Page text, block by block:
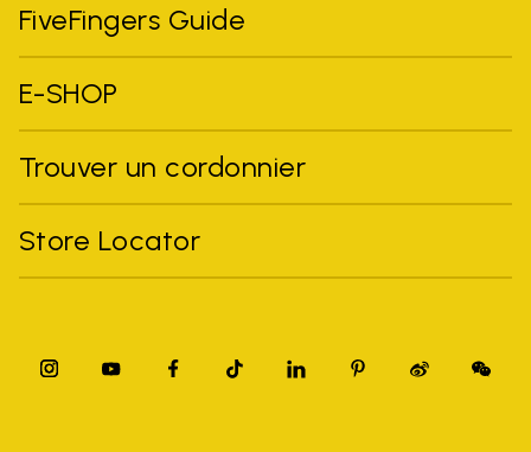
FiveFingers Guide
E-SHOP
Trouver un cordonnier
Store Locator